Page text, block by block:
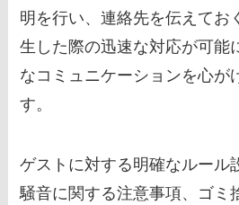
明を行い、連絡先を伝えてお
生した際の迅速な対応が可能
なコミュニケーションを心が
す。
ゲストに対する明確なルール
騒音に関する注意事項、ゴミ